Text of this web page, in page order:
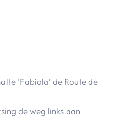
‘Fabiola’ de Route de
de weg links aan